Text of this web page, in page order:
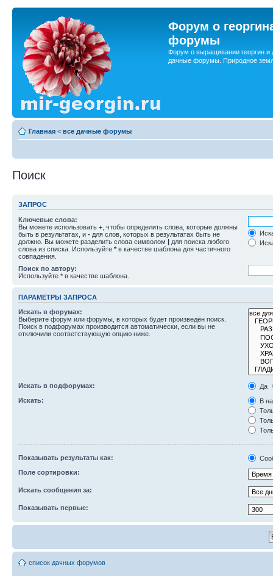
Форум о
форумы
Форум о выращивании георгин и
дачные форумы. Природное
Главная < все дачные форумы
Поиск
ЗАПРОС
Ключевые слова:
Вы можете использовать + , чтобы определить слова, которые должны
быть в результатах, и - для слов, которых в результатах быть не
должно. Вы можете разделить слова символом | для поиска любого
слова из списка. Используйте * в качестве шаблона для частичного
совпадения.
Поиск по автору:
Используйте * в качестве шаблона.
ПАРАМЕТРЫ ЗАПРОСА
Искать в форумах:
Выберите форум или форумы, в которых будет произведён поиск.
Поиск в подфорумах производится автоматически, если вы не
отключили соответствующую опцию ниже.
Искать в подфорумах:
Да
Искать:
В
Показывать результаты как:
Поле сортировки:
Искать сообщения за:
Показывать первые:
список дачных форумов